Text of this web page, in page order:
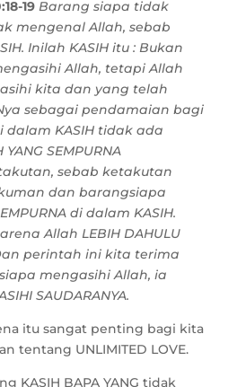
19 Barang siapa tidak
mengenal Allah, sebab
Inilah KASIH itu : Bukan
Allah, tetapi Allah
kita dan yang telah
sebagai pendamaian bagi
dalam KASIH tidak ada
SEMPURNA
sebab ketakutan
dan barangsiapa
di dalam KASIH.
Allah LEBIH DAHULU
perintah ini kita terima
mengasihi Allah, ia
SAUDARANYA.
itu sangat penting bagi kita
tentang UNLIMITED LOVE.
KASIH BAPA YANG tidak